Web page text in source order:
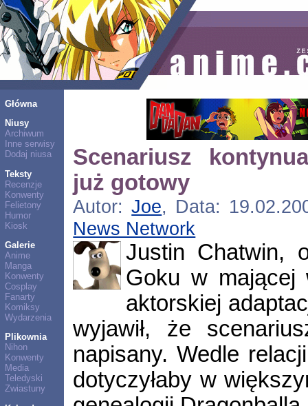
Główna
Niusy
Archiwum
Inne serwisy
Dodaj niusa
Teksty
Recenzje
Konwenty
Felietony
Humor
Kiosk
Galerie
Anime
Manga
Konwenty
Cosplay
Fanarty
Komiksy
Wydarzenia
Plikownia
Nihon
Konwenty
Media
Teledyski
Zwiastuny
Scenariusz
już gotowy
Autor:Joe, Data:
News Network
Justin Chatwin,
Goku w mającej
aktorskiej
wyjawił, że
napisany. Wedle
dotyczyłaby w